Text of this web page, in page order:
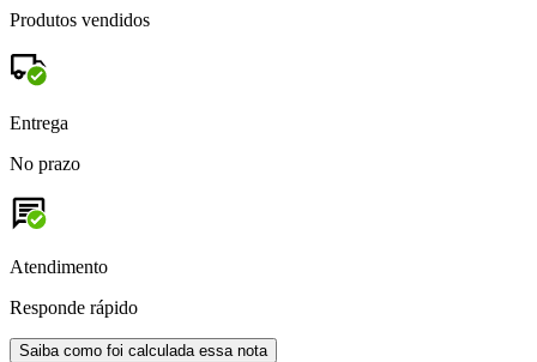
Produtos vendidos
Entrega
No prazo
Atendimento
Responde rápido
Saiba como foi calculada essa nota